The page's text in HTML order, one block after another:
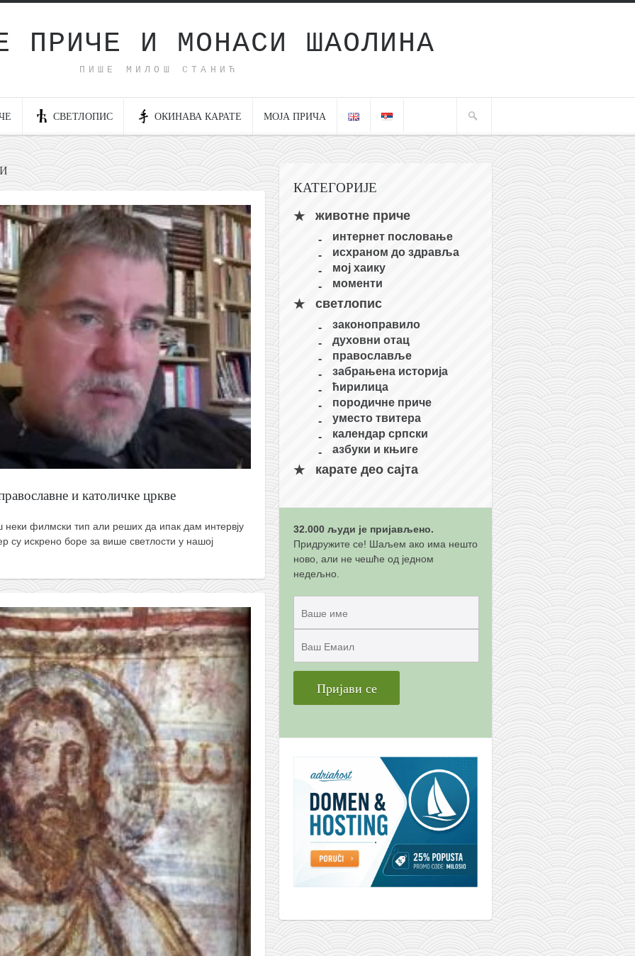
ПРИЧЕ И МОНАСИ ШАОЛИНА
ПИШЕ МИЛОШ СТАНИЋ
СВЕТЛОПИС ОКИНАВА КАРАТЕ МОЈА ПРИЧА
и католичке цркве
филмски тип али реших да ипак дам интервју
су искрено боре за више светлости у нашој
КАТЕГОРИЈЕ
животне приче
интернет пословање
исхраном до здравља
мој хаику
моменти
светлопис
законоправило
духовни отац
православље
забрањена историја
ћирилица
породичне приче
уместо твитера
календар српски
азбуки и књиге
карате део сајта
32.000 људи је пријављено.
Придружите се! Шаљем ако има нешто
ново, али не чешће од једном
недељно.